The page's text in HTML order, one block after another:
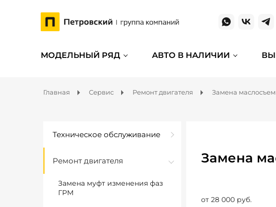
МОДЕЛЬНЫЙ РЯД АВТО В НАЛИЧИИ
Главная Сервис Ремонт двигателя Замена
Техническое обслуживание
Ремонт двигателя
Замена муфт изменения фаз
ГРМ
Замена
от 28 000 руб.